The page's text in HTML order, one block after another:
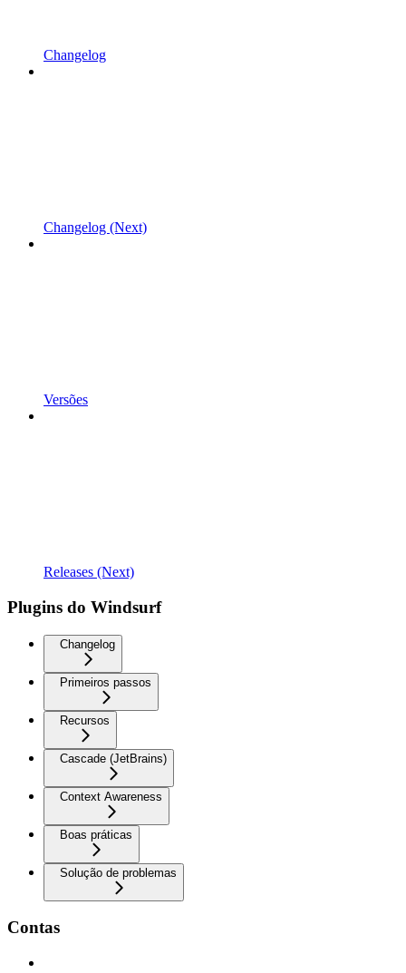
Changelog
Changelog (Next)
Versões
Releases (Next)
Plugins do Windsurf
Changelog
Primeiros passos
Recursos
Cascade (JetBrains)
Context Awareness
Boas práticas
Solução de problemas
Contas